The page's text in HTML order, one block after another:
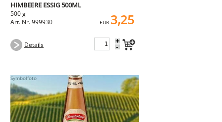
HIMBEERE ESSIG 500ML
500 g
Art. Nr. 999930
EUR 3,25
Details +
-